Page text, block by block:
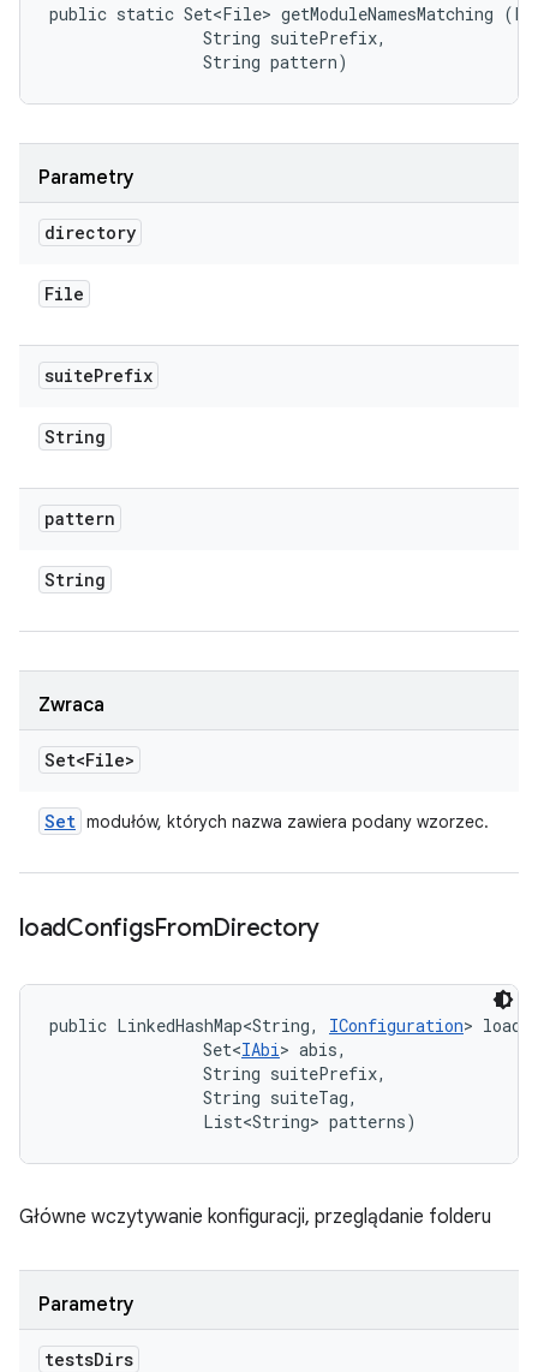
public static Set<File> getModuleNamesMatching
                String suitePrefix,
                String pattern)
Parametry
directory
File
suitePrefix
String
pattern
String
Zwraca
Set<File>
Set modułów, których nazwa zawiera podany wzorzec.
loadConfigsFromDirectory
public LinkedHashMap<String, IConfiguration>
                Set<
IAbi> abis,
                String suitePrefix,
                String suiteTag,
                List<String> patterns)
Główne wczytywanie konfiguracji, przeglądanie folderu
Parametry
testsDirs